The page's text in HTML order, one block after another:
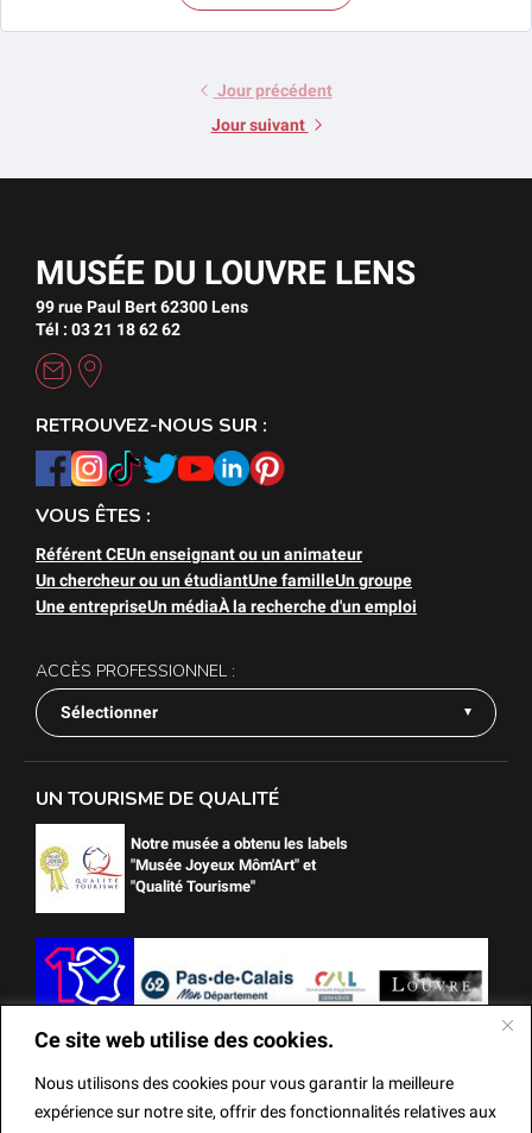
Ce site web utilise des cookies.
Nous utilisons des cookies pour vous garantir la meilleure
expérience sur notre site, offrir des fonctionnalités relatives aux
Jour précédent
Jour suivant
MUSÉE DU LOUVRE LENS
99 rue Paul Bert 62300 Lens
Tél : 03 21 18 62 62
RETROUVEZ-NOUS SUR :
VOUS ÊTES :
Référent CEUn enseignant ou un animateur
Un chercheur ou un étudiantUne familleUn groupe
Une entrepriseUn médiaÀ la recherche d'un emploi
ACCÈS PROFESSIONNEL :
Sélectionner
UN TOURISME DE QUALITÉ
Notre musée a obtenu les labels
"Musée Joyeux Môm'Art" et
"Qualité Tourisme"